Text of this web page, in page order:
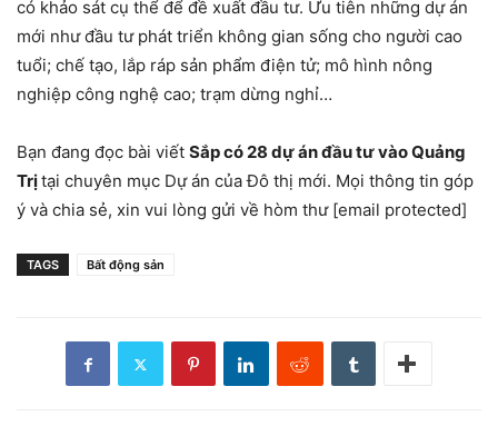
có khảo sát cụ thể để đề xuất đầu tư. Ưu tiên những dự án
mới như đầu tư phát triển không gian sống cho người cao
tuổi; chế tạo, lắp ráp sản phẩm điện tử; mô hình nông
nghiệp công nghệ cao; trạm dừng nghỉ…
Bạn đang đọc bài viết Sắp có 28 dự án đầu tư vào Quảng
Trịtại chuyên mục Dự án củaĐô thị mới. Mọi thông tin góp
ý và chia sẻ, xin vui lòng gửi về hòm thư [email protected]
TAGS Bất động sản